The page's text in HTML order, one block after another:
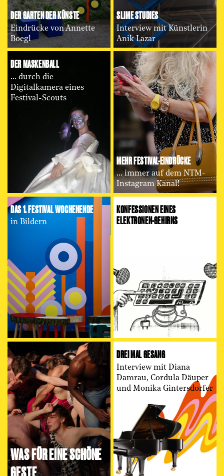
DER GARTEN DER KÜNSTE
Eindrücke von Annette
Boegl
SLIME STUDIES
Interview mit Künstlerin
Anik Lazar
DER MASKENBALL
... durch die
Digitalkamera eines
Festival-Scouts
MEHR FESTIVAL-EINDRÜCKE
... immer auf dem NTM-
Instagram Kanal!
DAS 1. FESTIVAL WOCHENENDE
in Bildern
KONFESSIONEN EINES
ELEKTRONEN-GEHIRNS
WAS FÜR EINE SCHÖNE
GESTE
DREI MAL GESANG
Interview mit Diana
Damrau, Cordula Däuper
und Monika Gintersdorfer